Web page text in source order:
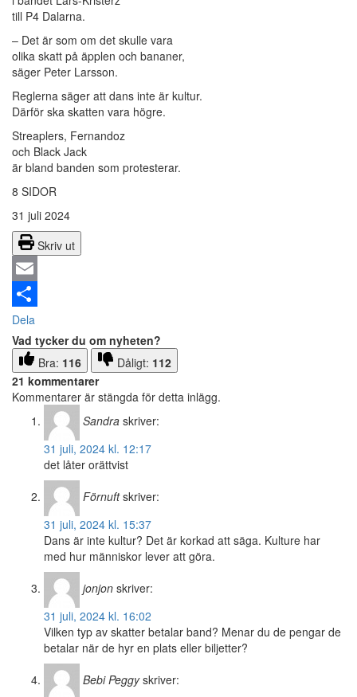
till P4 Dalarna.
– Det är som om det skulle vara
olika skatt på äpplen och bananer,
säger Peter Larsson.
Reglerna säger att dans inte är kultur.
Därför ska skatten vara högre.
Streaplers, Fernandoz
och Black Jack
är bland banden som protesterar.
8 SIDOR
31 juli 2024
Skriv ut
Email
Dela
Vad tycker du om nyheten?
Bra: 116 Dåligt: 112
21 kommentarer
Kommentarer är stängda för detta inlägg.
Sandra skriver:
31 juli, 2024 kl. 12:17
det låter orättvist
Förnuft skriver:
31 juli, 2024 kl. 15:37
Dans är inte kultur? Det är korkad att säga. Kulture har
med hur människor lever att göra.
jonjon skriver:
31 juli, 2024 kl. 16:02
Vilken typ av skatter betalar band? Menar du de pengar de
betalar när de hyr en plats eller biljetter?
Bebi Peggy skriver: